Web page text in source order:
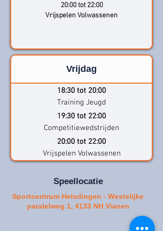
20:00 tot 22:00
Vrijspelen Volwassenen
Vrijdag
18:30 tot 20:00
Training Jeugd
19:30 tot 22:00
Competitiewedstrijden
20:00 tot 22:00
Vrijspelen Volwassenen
Speellocatie
Sportcentrum Helsdingen - Westelijke
paralelweg 1, 4133 NH Vianen